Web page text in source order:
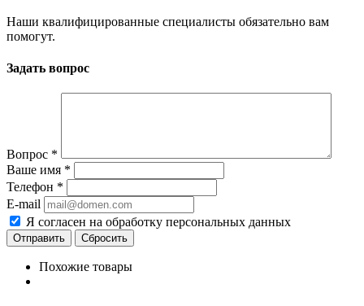
Наши квалифицированные специалисты обязательно вам
помогут.
Задать вопрос
Вопрос *
Ваше имя *
Телефон *
E-mail
Я согласен на обработку персональных данных
Сбросить
Похожие товары